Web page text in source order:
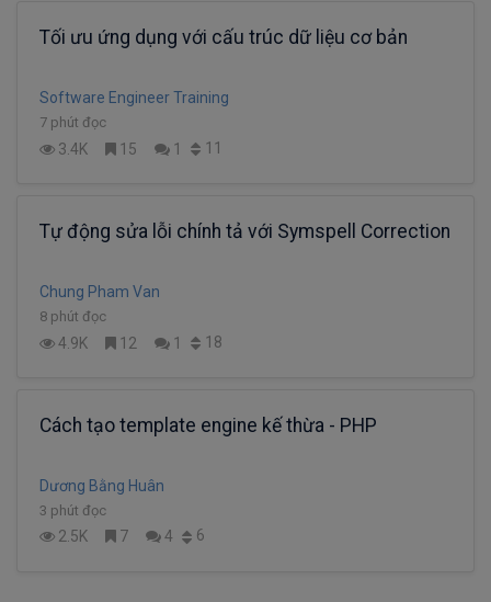
Tối ưu ứng dụng với cấu trúc dữ liệu cơ bản
Software Engineer Training
7 phút đọc
3.4K 15 1 11
Tự động sửa lỗi chính tả với Symspell Correction
Chung Pham Van
8 phút đọc
4.9K 12 1 18
Cách tạo template engine kế thừa - PHP
Dương Bằng Huân
3 phút đọc
2.5K 7 4 6